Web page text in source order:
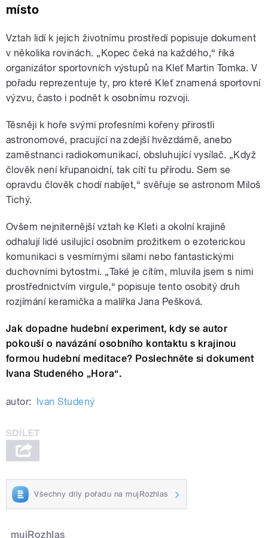
místo
Vztah lidí k jejich životnímu prostředí popisuje dokument
v několika rovinách. „Kopec čeká na každého,“ říká
organizátor sportovních výstupů na Kleť Martin Tomka. V
pořadu reprezentuje ty, pro které Kleť znamená sportovní
výzvu, často i podnět k osobnímu rozvoji.
Těsněji k hoře svými profesními kořeny přirostli
astronomové, pracující na zdejší hvězdárně, anebo
zaměstnanci radiokomunikací, obsluhující vysílač. „Když
člověk není křupanoidní, tak cítí tu přírodu. Sem se
opravdu člověk chodí nabíjet,“ svěřuje se astronom Miloš
Tichý.
Ovšem nejniternější vztah ke Kleti a okolní krajině
odhalují lidé usilující osobním prožitkem o ezoterickou
komunikaci s vesmírnými silami nebo fantastickými
duchovními bytostmi. „Také je cítím, mluvila jsem s nimi
prostřednictvím virgule,“ popisuje tento osobitý druh
rozjímání keramička a malířka Jana Pešková.
Jak dopadne hudební experiment, kdy se autor
pokouší o navázání osobního kontaktu s krajinou
formou hudební meditace? Poslechněte si dokument
Ivana Studeného „Hora“.
autor: Ivan Studený
Všechny díly pořadu na mujRozhlas
mujRozhlas